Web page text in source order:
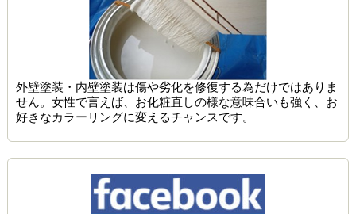
外壁塗装・内壁塗装は傷や劣化を修復する為だけではありま
せん。女性で言えば、お化粧直しの様な意味合いも強く、お
好きなカラーリングに変えるチャンスです。